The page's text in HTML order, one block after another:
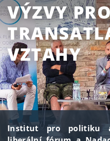
VÝZVY
VZTAHY
Institut pro politiku a